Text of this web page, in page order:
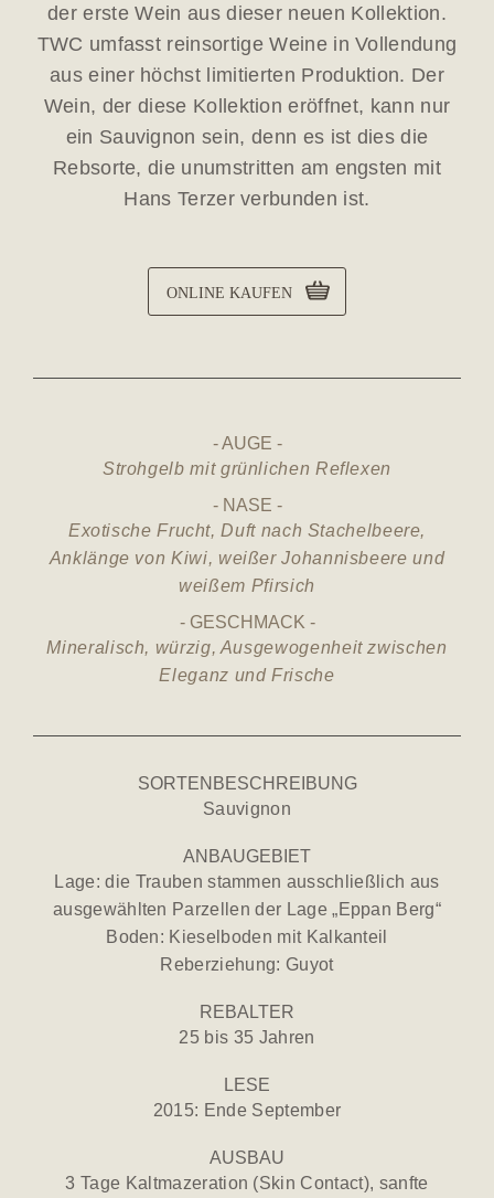
der erste Wein aus dieser neuen Kollektion.
TWC umfasst reinsortige Weine in Vollendung
aus einer höchst limitierten Produktion. Der
Wein, der diese Kollektion eröffnet, kann nur
ein Sauvignon sein, denn es ist dies die
Rebsorte, die unumstritten am engsten mit
Hans Terzer verbunden ist.
ONLINE KAUFEN
AUGE
Strohgelb mit grünlichen Reflexen
NASE
Exotische Frucht, Duft nach Stachelbeere,
Anklänge von Kiwi, weißer Johannisbeere und
weißem Pfirsich
GESCHMACK
Mineralisch, würzig, Ausgewogenheit zwischen
Eleganz und Frische
SORTENBESCHREIBUNG
Sauvignon
ANBAUGEBIET
Lage: die Trauben stammen ausschließlich aus
ausgewählten Parzellen der Lage „Eppan Berg“
Boden: Kieselboden mit Kalkanteil
Reberziehung: Guyot
REBALTER
25 bis 35 Jahren
LESE
2015: Ende September
AUSBAU
3 Tage Kaltmazeration (Skin Contact), sanfte